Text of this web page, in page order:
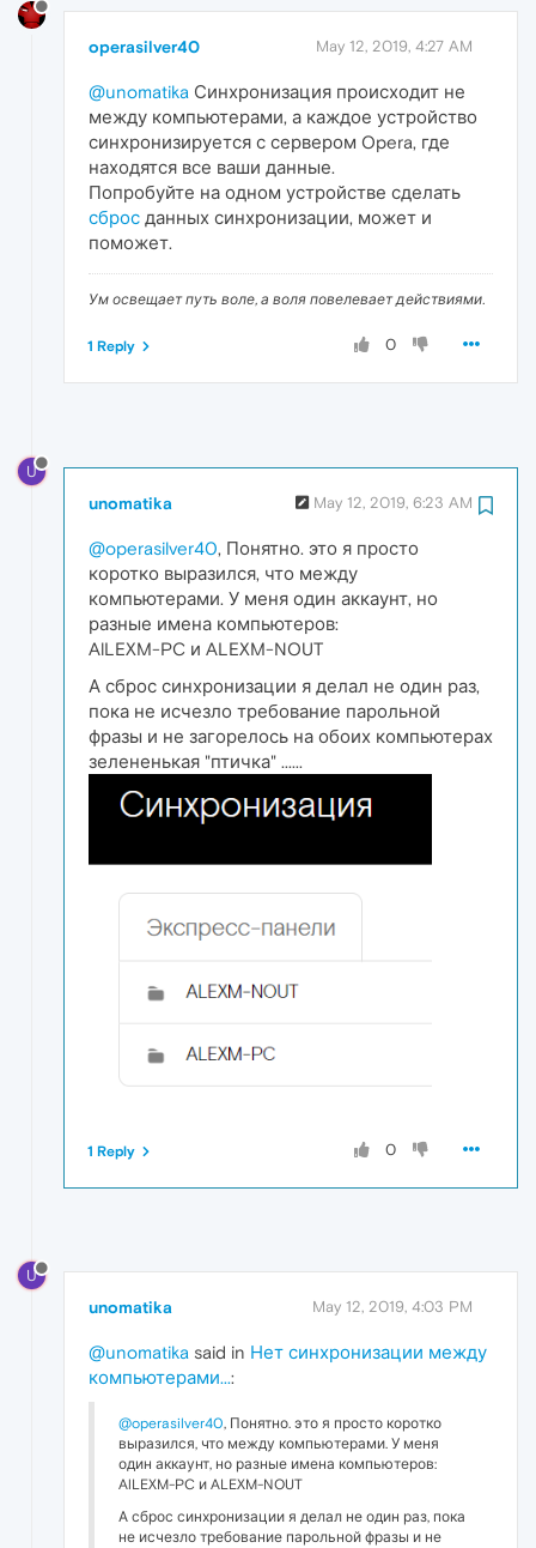
operasilver40 May 12, 2019, 4:27 AM
@unomatika Синхронизация происходит не
между компьютерами, а каждое устройство
синхронизируется с сервером Opera, где
находятся все ваши данные.
Попробуйте на одном устройстве сделать
сброс данных синхронизации, может и
поможет.
Ум освещает путь воле, а воля повелевает действиями.
0
1 Reply
U
unomatika May 12, 2019, 6:23 AM
@operasilver40, Понятно. это я просто
коротко выразился, что между
компьютерами. У меня один аккаунт, но
разные имена компьютеров:
AlLEXM-PC и ALEXM-NOUT
А сброс синхронизации я делал не один раз,
пока не исчезло требование парольной
фразы и не загорелось на обоих компьютерах
зелененькая "птичка" ......
0
1 Reply
U
unomatika May 12, 2019, 4:03 PM
@unomatika said in Нет синхронизации между
компьютерами...:
@operasilver40, Понятно. это я просто коротко
выразился, что между компьютерами. У меня
один аккаунт, но разные имена компьютеров:
AlLEXM-PC и ALEXM-NOUT
А сброс синхронизации я делал не один раз, пока
не исчезло требование парольной фразы и не